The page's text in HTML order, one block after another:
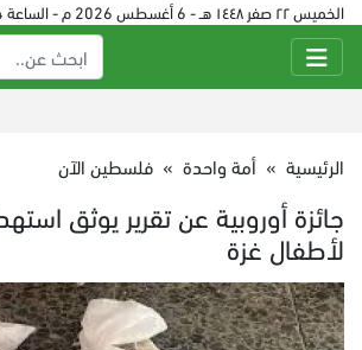
الخميس ٢٢ صفر ١٤٤٨ هـ - 6 أغسطس 2026 م - الساعة 08:54 م
الرئيسية » أمة واحدة » فلسطين الآن
جائزة أوروبية عن تقرير يوثق
لأطفال غزة